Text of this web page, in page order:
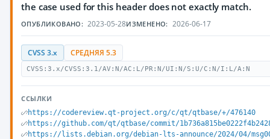
the case used for this header does not exactly match.
ОПУБЛИКОВАНО: 2023-05-28ИЗМЕНЕНО: 2026-06-17
CVSS 3.x СРЕДНЯЯ 5.3
CVSS:3.x/CVSS:3.1/AV:N/AC:L/PR:N/UI:N/S:U/C:N/I:L/A:N
ССЫЛКИ
https://codereview.qt-project.org/c/qt/qtbase/+/476140
https://github.com/qt/qtbase/commit/
https://lists.debian.org/debian-lts-announce/2024/04/